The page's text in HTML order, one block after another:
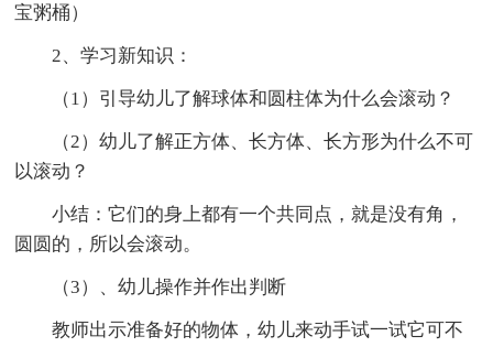
宝粥桶）
2、学习新知识：
（1）引导幼儿了解球体和圆柱体为什么会滚动？
（2）幼儿了解正方体、长方体、长方形为什么不可
以滚动？
小结：它们的身上都有一个共同点，就是没有角，
圆圆的，所以会滚动。
（3）、幼儿操作并作出判断
教师出示准备好的物体，幼儿来动手试一试它可不